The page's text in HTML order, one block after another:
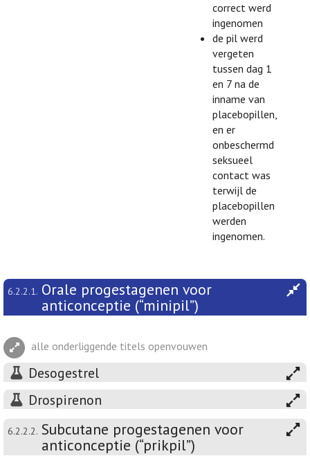
correct werd
ingenomen
de pil werd
vergeten
tussen dag 1
en 7 na de
inname van
placebopillen,
en er
onbeschermd
seksueel
contact was
terwijl de
placebopillen
werden
ingenomen.
6.2.2.1. Orale progestagenen voor
anticonceptie (“minipil”)
alle onderliggende titels openvouwen
Desogestrel
Drospirenon
6.2.2.2. Subcutane progestagenen voor
anticonceptie (“prikpil”)